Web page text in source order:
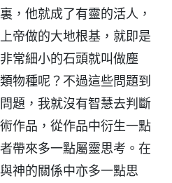
，他就成了有靈的活人，
帝做的大地根基，就即是
常細小的石頭就叫做塵
物種呢？不過這些問題到
題，我就沒有智慧去判斷
作品，從作品中衍生一點
帶來多一點屬靈思考。在
神的關係中亦多一點思